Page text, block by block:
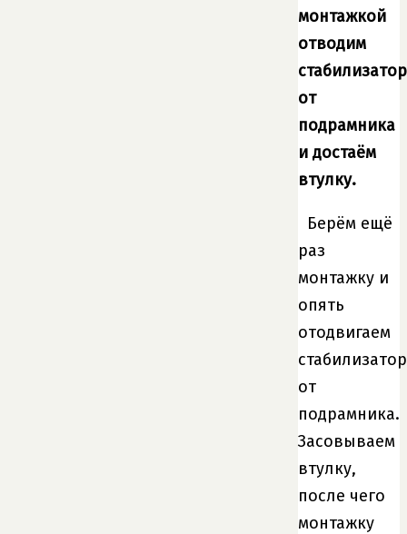
монтажкой
отводим
стабилизатор
от
подрамника
и достаём
втулку.
Берём ещё
раз
монтажку и
опять
отодвигаем
стабилизатор
от
подрамника.
Засовываем
втулку,
после чего
монтажку